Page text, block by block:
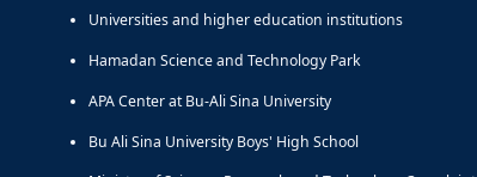
Universities and higher education institutions
Hamadan Science and Technology Park
APA Center at Bu-Ali Sina University
Bu Ali Sina University Boys' High School